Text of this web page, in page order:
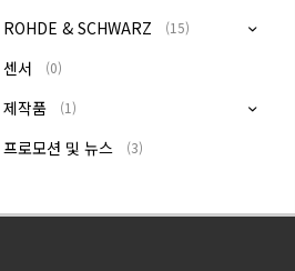
ROHDE & SCHWARZ (15)
센서 (0)
제작품 (1)
프로모션 및 뉴스 (3)